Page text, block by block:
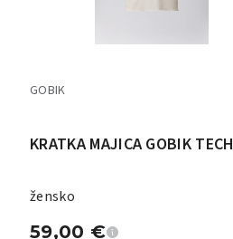
GOBIK
KRATKA MAJICA GOBIK TECH
žensko
59,00 €